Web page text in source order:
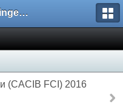
English Springer Spaniel Club
(CACIB FCI) 2016